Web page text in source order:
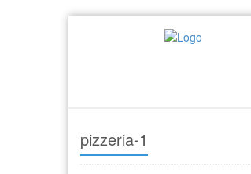
pizzeria-1